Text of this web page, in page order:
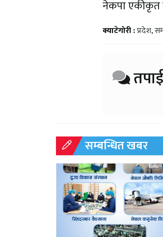
नेकपा एकीकृत
क्याटेगोरी :प्रदेश,
सम्बन्धित खबर